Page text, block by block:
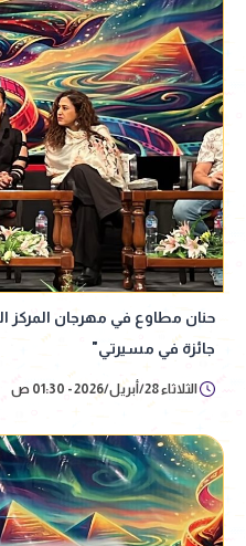
حنان مطاوع في مهرجان المركز
جائزة في مسيرتي"
الثلاثاء 28/أبريل/2026 - 01:30 ص